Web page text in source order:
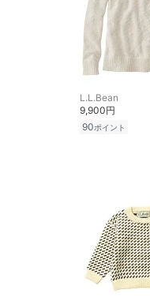
L.L.Bean
9,900円
90ポイント